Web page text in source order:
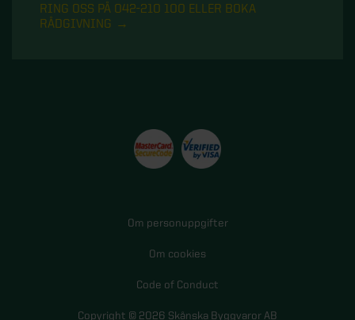
RING OSS PÅ 042-210 100 ELLER BOKA
RÅDGIVNING
Om personuppgifter
Om cookies
Code of Conduct
Copyright © 2026 Skånska Byggvaror AB